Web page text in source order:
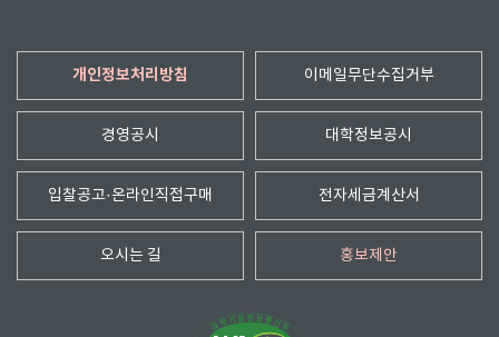
개인정보처리방침 이메일무단수집거부
경영공시 대학정보공시
입찰공고·온라인직접구매 전자세금계산서
오시는 길 홍보제안